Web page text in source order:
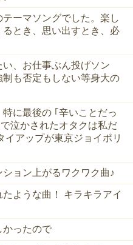
ーマソングでした。楽し
とき、思い出すとき、必
、お仕事ぶん投げソン
も否定もしない等身大の
に最後の ｢辛いことだっ
泣かされたオタクは私だ
イアップが東京ジョイポリ
ョン上がるワクワク曲♪
ような曲！ キラキラアイ
かったので